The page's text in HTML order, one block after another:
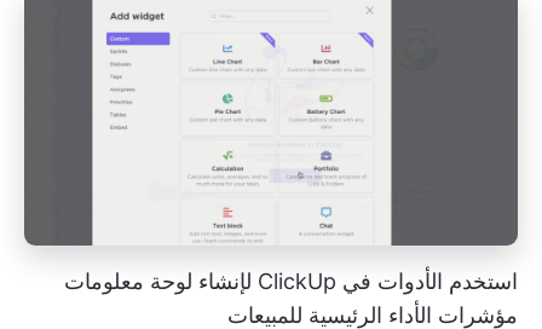
استخدم الأدوات في ClickUp لإنشاء لوحة معلومات
مؤشرات الأداء الرئيسية للمبيعات